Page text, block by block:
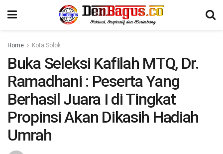
Home Kota Solok
Buka Seleksi Kafilah MTQ, Dr.
Ramadhani : Peserta Yang
Berhasil Juara I di Tingkat
Propinsi Akan Dikasih Hadiah
Umrah